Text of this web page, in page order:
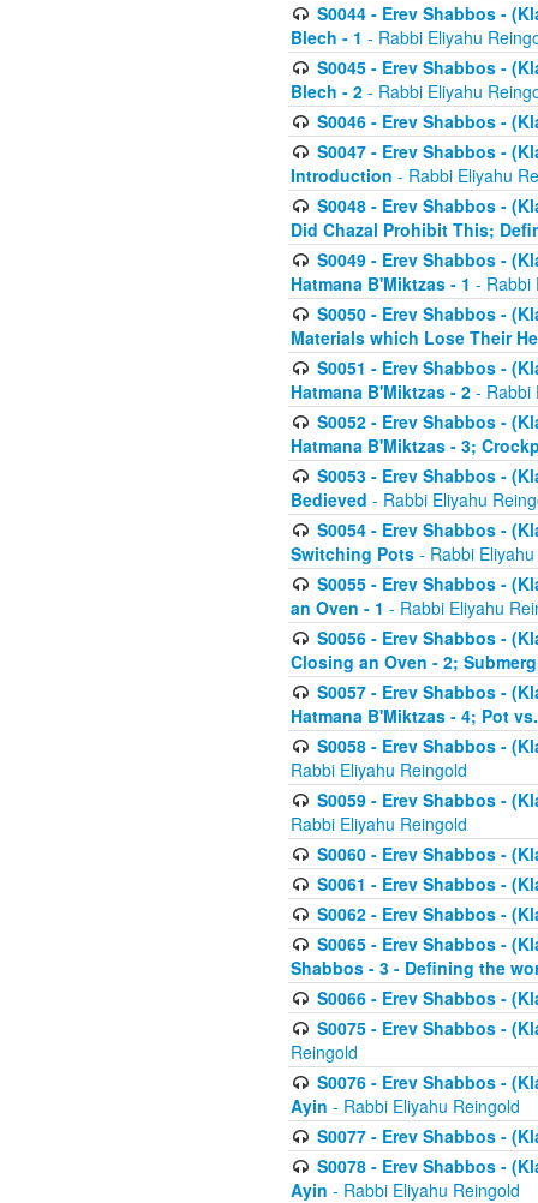
S0044 - Erev Shabbos -
Blech - 1 - Rabbi Eliyahu
S0045 - Erev Shabbos -
Blech - 2 - Rabbi Eliyahu
S0046 - Erev Shabbos -
S0047 - Erev Shabbos -
Introduction - Rabbi Eliyahu
S0048 - Erev Shabbos -
Did Chazal Prohibit This;
S0049 - Erev Shabbos -
Hatmana B'Miktzas - 1 - Rabbi
S0050 - Erev Shabbos -
Materials which Lose Their
S0051 - Erev Shabbos -
Hatmana B'Miktzas - 2 - Rabbi
S0052 - Erev Shabbos -
Hatmana B'Miktzas - 3;
S0053 - Erev Shabbos -
Bedieved - Rabbi Eliyahu
S0054 - Erev Shabbos -
Switching Pots - Rabbi
S0055 - Erev Shabbos -
an Oven - 1 - Rabbi Eliyahu
S0056 - Erev Shabbos -
Closing an Oven - 2;
S0057 - Erev Shabbos -
Hatmana B'Miktzas - 4; Pot
S0058 - Erev Shabbos -
Rabbi Eliyahu Reingold
S0059 - Erev Shabbos -
Rabbi Eliyahu Reingold
S0060 - Erev Shabbos -
S0061 - Erev Shabbos -
S0062 - Erev Shabbos -
S0065 - Erev Shabbos -
Shabbos - 3 - Defining the
S0066 - Erev Shabbos -
S0075 - Erev Shabbos -
Reingold
S0076 - Erev Shabbos -
Ayin - Rabbi Eliyahu Reingold
S0077 - Erev Shabbos -
S0078 - Erev Shabbos -
Ayin - Rabbi Eliyahu Reingold